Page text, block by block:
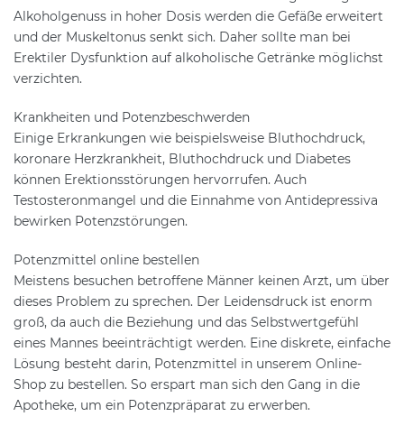
Alkoholgenuss in hoher Dosis werden die Gefäße erweitert
und der Muskeltonus senkt sich. Daher sollte man bei
Erektiler Dysfunktion auf alkoholische Getränke möglichst
verzichten.
Krankheiten und Potenzbeschwerden
Einige Erkrankungen wie beispielsweise Bluthochdruck,
koronare Herzkrankheit, Bluthochdruck und Diabetes
können Erektionsstörungen hervorrufen. Auch
Testosteronmangel und die Einnahme von Antidepressiva
bewirken Potenzstörungen.
Potenzmittel online bestellen
Meistens besuchen betroffene Männer keinen Arzt, um über
dieses Problem zu sprechen. Der Leidensdruck ist enorm
groß, da auch die Beziehung und das Selbstwertgefühl
eines Mannes beeinträchtigt werden. Eine diskrete, einfache
Lösung besteht darin, Potenzmittel in unserem Online-
Shop zu bestellen. So erspart man sich den Gang in die
Apotheke, um ein Potenzpräparat zu erwerben.